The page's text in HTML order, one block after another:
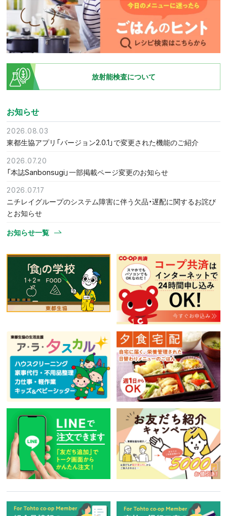
放射能検査について
お知らせ
2026.08.03
東都生協アプリ「バージョン2.0.1」で変更された機能のご紹介
2026.07.20
「本誌Sanbonsugi」一部掲載ページ変更のお知らせ
2026.07.17
ニチレイグループのシステム障害に伴う欠品・遅配に関するお詫び
とお知らせ
お知らせ一覧